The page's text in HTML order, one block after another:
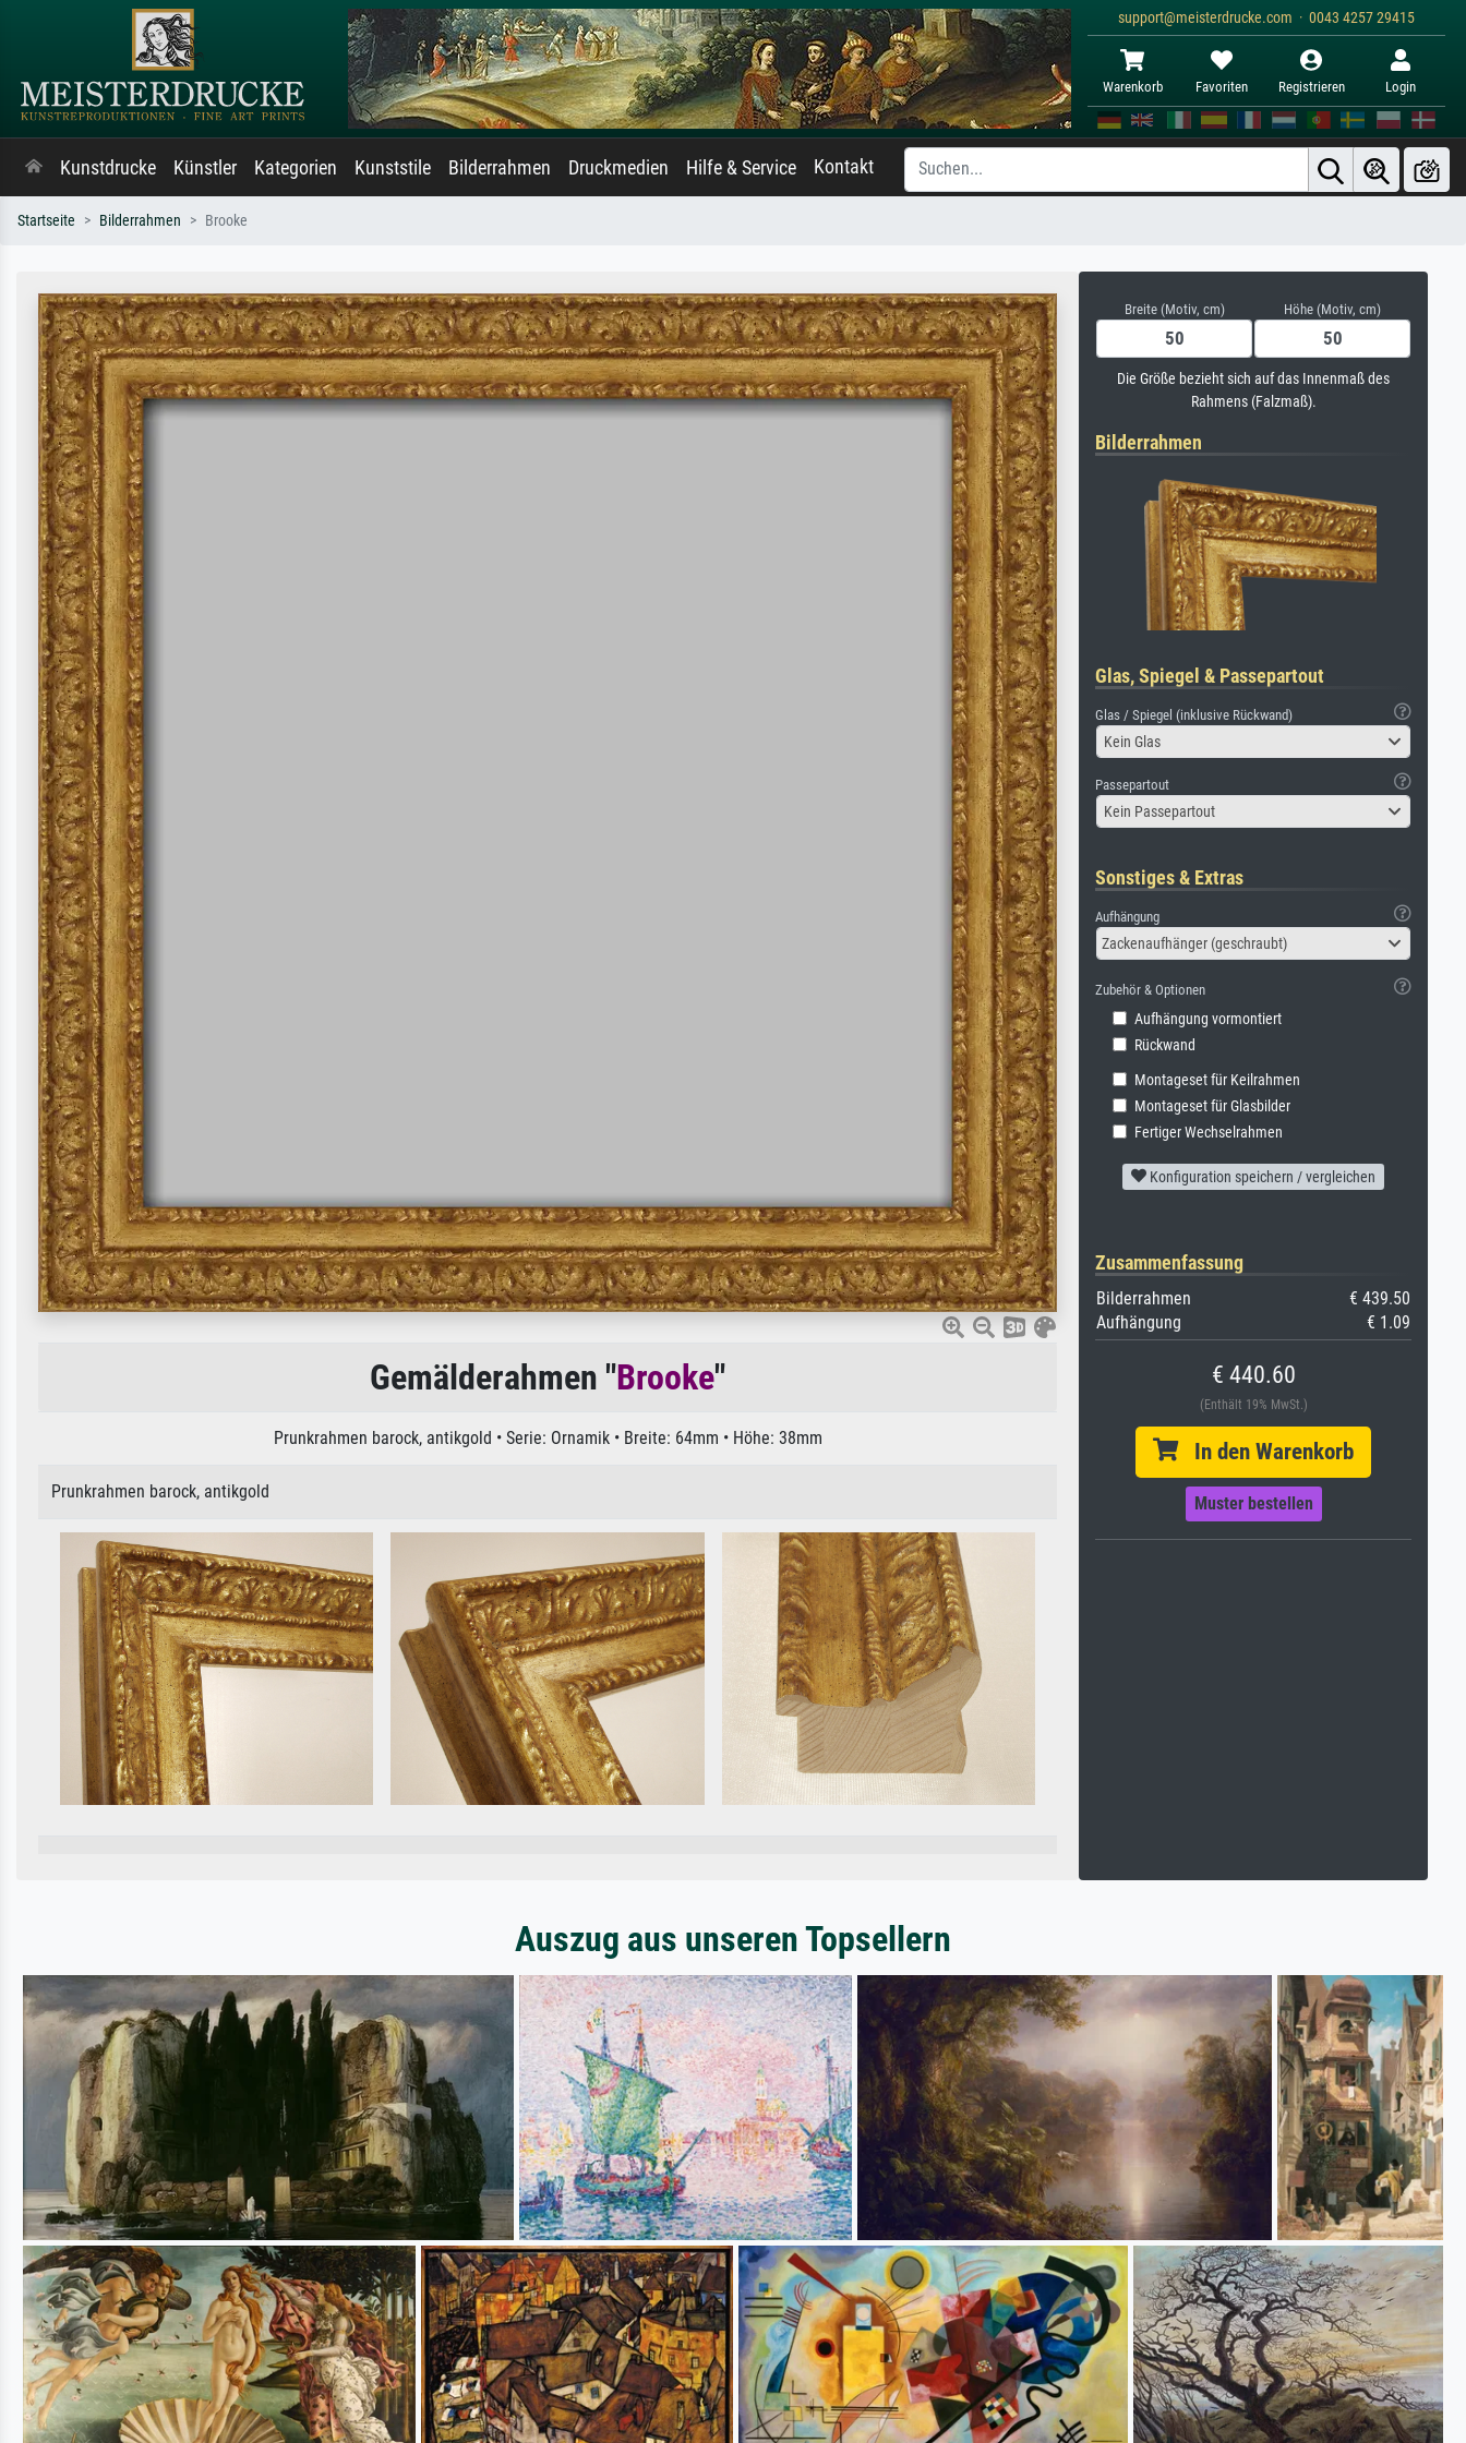
support@meisterdrucke.com · 0043 4257 29415
Warenkorb Favoriten Registrieren Login
Kunstdrucke Künstler Kategorien Kunststile Bilderrahmen Druckmedien Hilfe & Service Kontakt
Startseite Bilderrahmen Brooke
Gemälderahmen "Brooke"
Prunkrahmen barock, antikgold • Serie: Ornamik • Breite: 64mm • Höhe: 38mm
Prunkrahmen barock, antikgold
Breite (Motiv, cm) Höhe (Motiv, cm)
Die Größe bezieht sich auf das Innenmaß des
Rahmens (Falzmaß).
Bilderrahmen
Glas, Spiegel & Passepartout
Glas / Spiegel (inklusive Rückwand)
Kein Glas
Passepartout
Kein Passepartout
Sonstiges & Extras
Aufhängung
Zackenaufhänger (geschraubt)
Zubehör & Optionen
Aufhängung vormontiert
Rückwand
Montageset für Keilrahmen
Montageset für Glasbilder
Fertiger Wechselrahmen
Konfiguration speichern / vergleichen
Zusammenfassung
Bilderrahmen
€ 439.50
Aufhängung
€ 1.09
€ 440.60
(Enthält 19% MwSt.)
In den Warenkorb
Muster bestellen
Auszug aus unseren Topsellern